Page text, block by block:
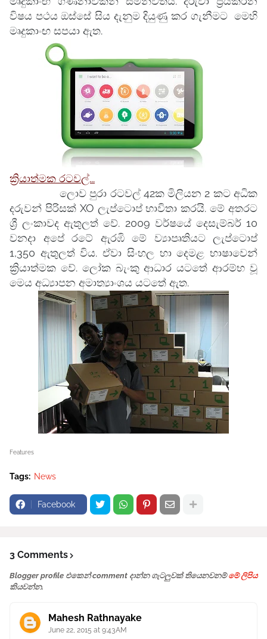
විෂය පථය ඔස්සේ සිය දැනුම දියුණු කර ගැනීමට මෙහි
මෘදුකාංඟ සපයා ඇත.
ක්‍රියාත්මක රටවල්...
ලොව පුරා රටවල් 42ක මිලියන 2 කට අධික
දරුවන් පිරිසක් XO ලැප්ටොප් භාවිතා කරයි. මේ අතරට
ශ්‍රී ලංකාවද ඇතුලත් වේ. 2009 වර්ෂයේ දෙසැම්බර් 10
වනදා අපේ රටේ ඇරඹි මේ ව්‍යාපෘතියට ලැප්ටොප්
1,350 ඇතුලත් විය. ඒවා සිංහල හා දෙමළ භාෂාවෙන්
ක්‍රියාත්මක වේ. ලෝක බැංකු ආධාර යටතේ ආරම්භ වූ
මෙය අධ්‍යාපන අමාත්‍යාංශය යටතේ ඇත.
Features
Tags: News
Facebook
3 Comments
Blogger profile එකෙන් comment දාන්න ගැටලුවක් තියෙනවනම්මේ ලිපිය
කියවන්න.
Mahesh Rathnayake
June 22, 2015 at 9:43 AM